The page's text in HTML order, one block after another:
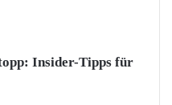
Insider-Tipps für